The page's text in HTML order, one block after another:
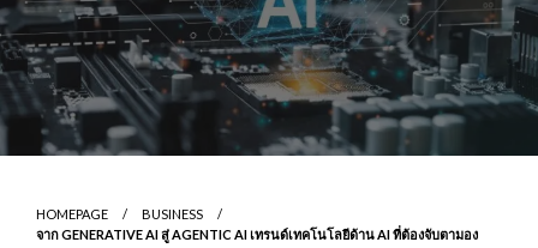
HOMEPAGE
BUSINESS
จาก GENERATIVE AI สู่ AGENTIC AI เทรนด์เทคโนโลยีด้าน AI ที่ต้องจับตามอง